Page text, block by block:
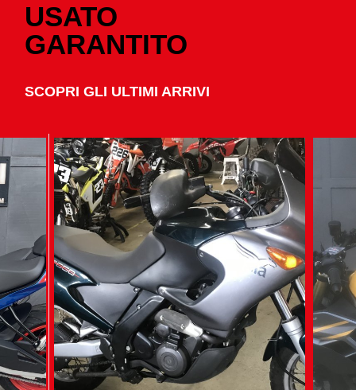
USATO
GARANTITO
SCOPRI GLI ULTIMI ARRIVI